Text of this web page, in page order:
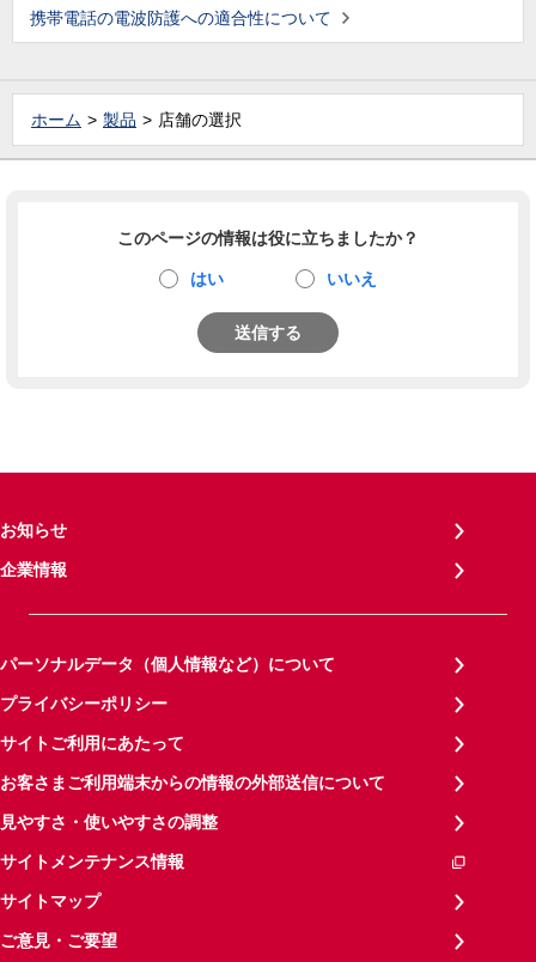
携帯電話の電波防護への適合性について
ホーム 製品 店舗の選択
このページの情報は役に立ちましたか？
はい いいえ
送信する
お知らせ
企業情報
パーソナルデータ（個人情報など）について
プライバシーポリシー
サイトご利用にあたって
お客さまご利用端末からの情報の外部送信について
見やすさ・使いやすさの調整
サイトメンテナンス情報
サイトマップ
ご意見・ご要望